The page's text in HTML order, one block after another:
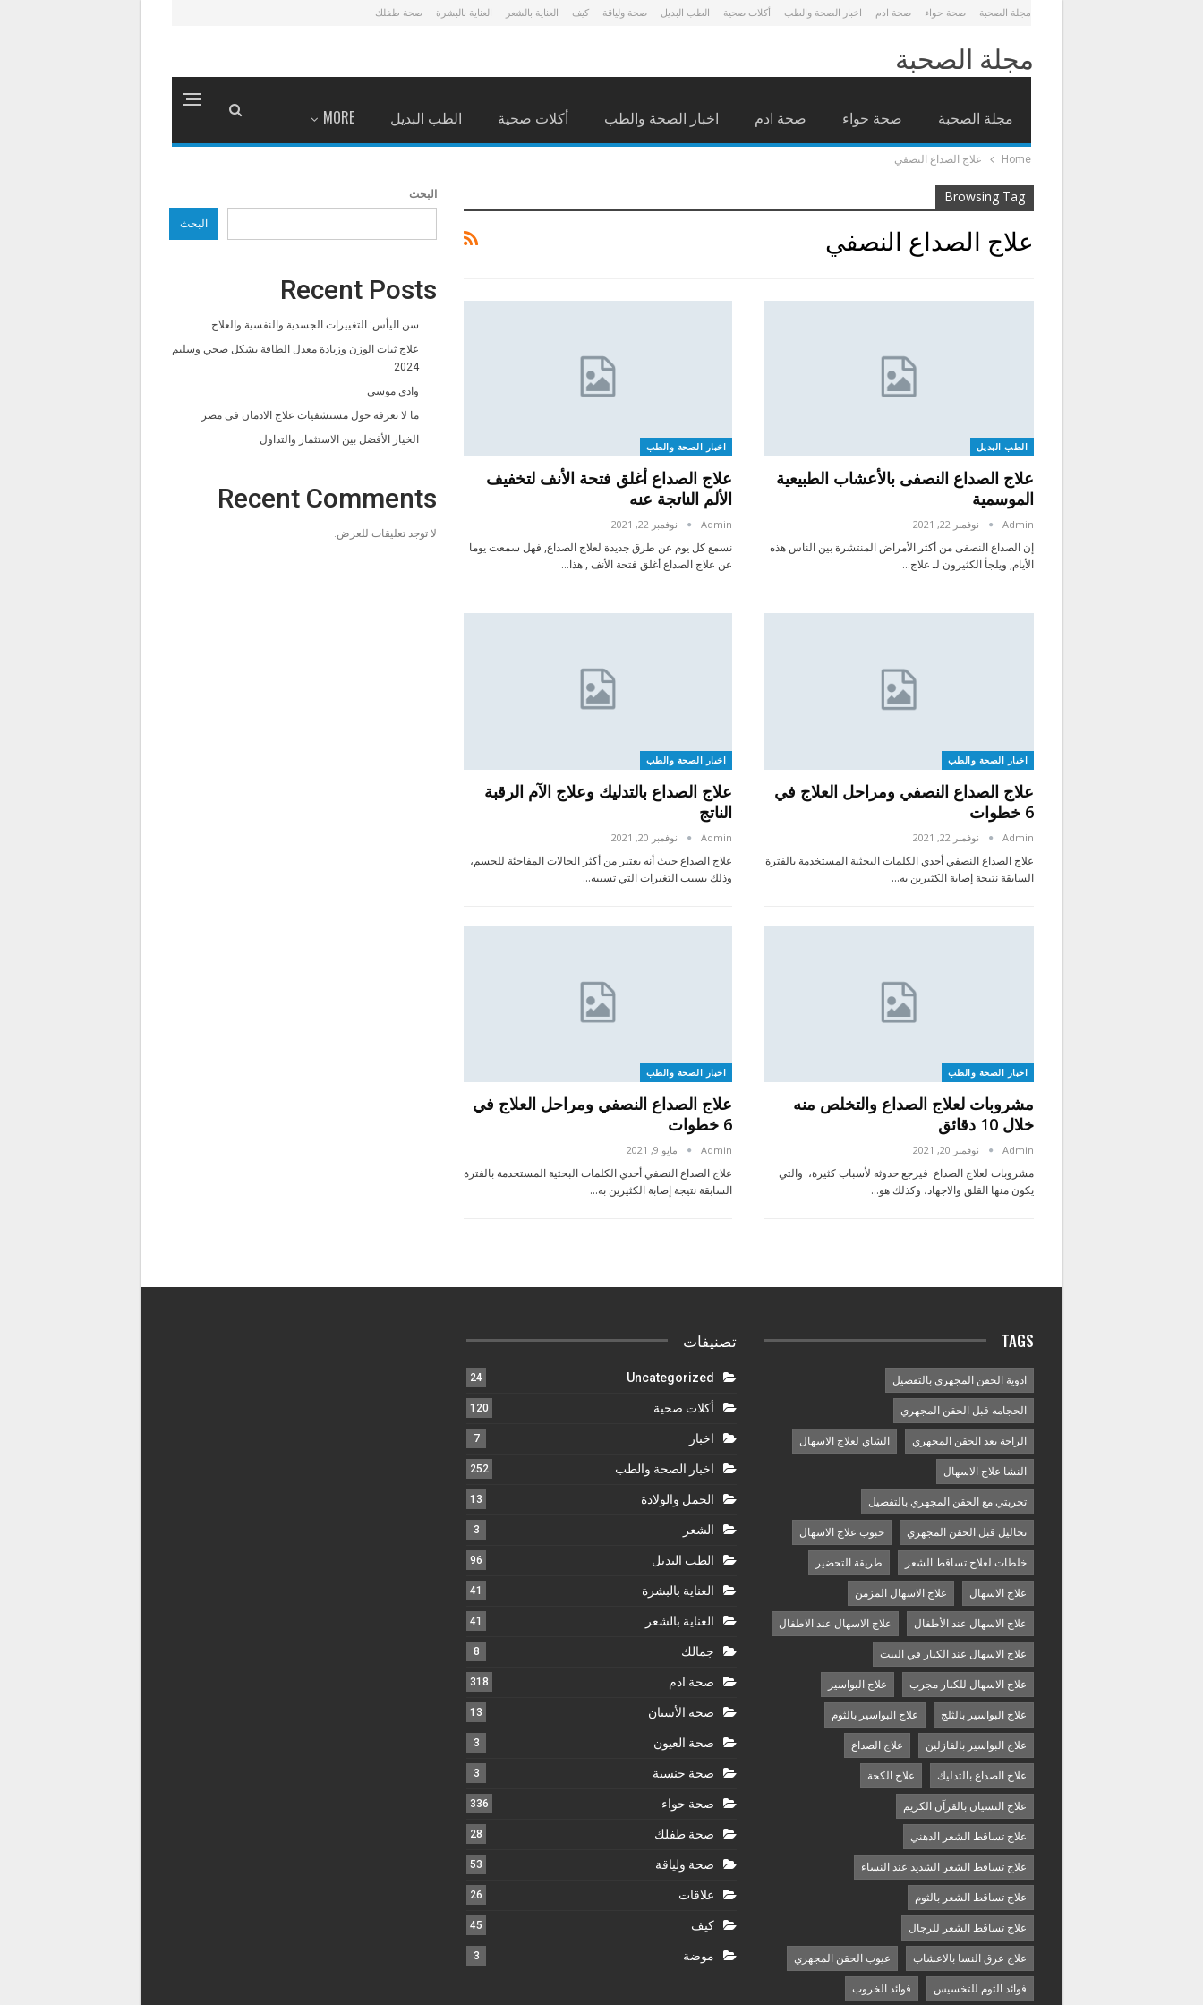
مجلة الصحبة صحة حواء صحة ادم اخبار الصحة والطب أكلات صحية الطب البديل صحة ولياقة كيف العناية بالشعر العناية بالبشرة صحة طفلك
مجلة الصحبة
مجلة الصحبة صحة حواء صحة ادم اخبار الصحة والطب أكلات صحية الطب البديل MORE
Home علاج الصداع النصفي
Browsing Tag
علاج الصداع النصفي
الطب البديل
علاج الصداع النصفى بالأعشاب الطبيعية
الموسمية
Admin نوفمبر 22, 2021
إن الصداع النصفى من أكثر الأمراض المنتشرة بين الناس هذه
الأيام, ويلجأ الكثيرون لـ علاج…
اخبار الصحة والطب
علاج الصداع أغلق فتحة الأنف لتخفيف
الألم الناتجة عنه
Admin نوفمبر 22, 2021
نسمع كل يوم عن طرق جديدة لعلاج الصداع, فهل سمعت يوما
عن علاج الصداع أغلق فتحة الأنف , هذا…
اخبار الصحة والطب
علاج الصداع النصفي ومراحل العلاج في
6 خطوات
Admin نوفمبر 22, 2021
علاج الصداع النصفي أحدي الكلمات البحثية المستخدمة بالفترة
السابقة نتيجة إصابة الكثيرين به…
اخبار الصحة والطب
علاج الصداع بالتدليك وعلاج الآم الرقبة
الناتج
Admin نوفمبر 20, 2021
علاج الصداع حيث أنه يعتبر من أكثر الحالات المفاجئة للجسم،
وذلك بسبب التغيرات التي تسيبه…
اخبار الصحة والطب
مشروبات لعلاج الصداع والتخلص منه
خلال 10 دقائق
Admin نوفمبر 20, 2021
مشروبات لعلاج الصداع فيرجع حدوثه لأسباب كثيرة، والتي
يكون منها القلق والاجهاد، وكذلك هو…
اخبار الصحة والطب
علاج الصداع النصفي ومراحل العلاج في
6 خطوات
Admin مايو 9, 2021
علاج الصداع النصفي أحدي الكلمات البحثية المستخدمة بالفترة
السابقة نتيجة إصابة الكثيرين به…
البحث
البحث
Recent Posts
سن اليأس: التغييرات الجسدية والنفسية والعلاج
علاج ثبات الوزن وزيادة معدل الطاقة بشكل صحي وسليم
2024
وادي موسى
ما لا تعرفه حول مستشفيات علاج الادمان فى مصر
الخيار الأفضل بين الاستثمار والتداول
Recent Comments
لا توجد تعليقات للعرض.
TAGS
ادوية الحقن المجهرى بالتفصيل
الحجامه قبل الحقن المجهري
الراحة بعد الحقن المجهري الشاي لعلاج الاسهال
النشا علاج الاسهال
تجربتي مع الحقن المجهري بالتفصيل
تحاليل قبل الحقن المجهري حبوب علاج الاسهال
خلطات لعلاج تساقط الشعر طريقة التحضير
علاج الاسهال علاج الاسهال المزمن
علاج الاسهال عند الأطفال علاج الاسهال عند الاطفال
علاج الاسهال عند الكبار في البيت
علاج الاسهال للكبار مجرب علاج البواسير
علاج البواسير بالثلج علاج البواسير بالثوم
علاج البواسير بالفازلين علاج الصداع
علاج الصداع بالتدليك علاج الكحة
علاج النسيان بالقرآن الكريم
علاج تساقط الشعر الدهني
علاج تساقط الشعر الشديد عند النساء
علاج تساقط الشعر بالثوم
علاج تساقط الشعر للرجال
علاج عرق النسا بالاعشاب عيوب الحقن المجهري
فوائد الثوم للتخسيس فوائد الخروب
تصنيفات
Uncategorized
24
أكلات صحية 120
اخبار 7
اخبار الصحة والطب 252
الحمل والولادة 13
الشعر 3
الطب البديل 96
العناية بالبشرة 41
العناية بالشعر 41
جمالك 8
صحة ادم 318
صحة الأسنان 13
صحة العيون 3
صحة جنسية 3
صحة حواء 336
صحة طفلك 28
صحة ولياقة 53
علاقات 26
كيف 45
موضة 3